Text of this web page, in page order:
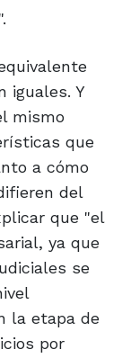
iguales. Y
mismo
que
a cómo
del
que "el
ya que
se
la etapa de
por